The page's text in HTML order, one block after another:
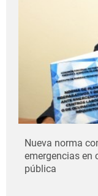
Nueva norma
emergencias en
pública